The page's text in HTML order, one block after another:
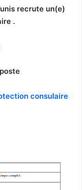
recrute un(e)
.
consulaire